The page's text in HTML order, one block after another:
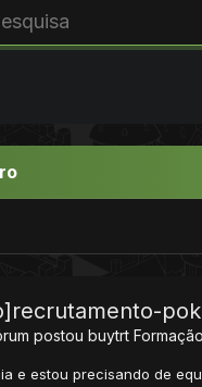
postou buytrt
e estou precisando de